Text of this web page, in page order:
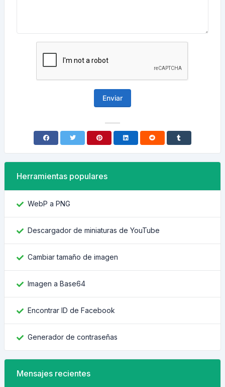
Enviar
Herramientas populares
WebP a PNG
Descargador de miniaturas de YouTube
Cambiar tamaño de imagen
Imagen a Base64
Encontrar ID de Facebook
Generador de contraseñas
Mensajes recientes